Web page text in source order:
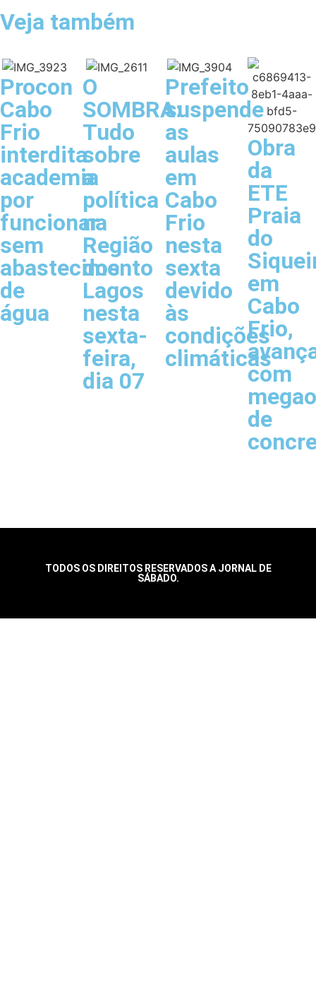
Veja também
Procon
Cabo
Frio
interdita
academia
por
funcionar
sem
abastecimento
de
água
O
SOMBRA:
Tudo
sobre
a
política
na
Região
dos
Lagos
nesta
sexta-
feira,
dia 07
Prefeito
suspende
as
aulas
em
Cabo
Frio
nesta
sexta
devido
às
condições
climáticas
Obra
da
ETE
Praia
do
em
Cabo
Frio,
com
de
TODOS OS DIREITOS RESERVADOS A JORNAL DE
SÁBADO.